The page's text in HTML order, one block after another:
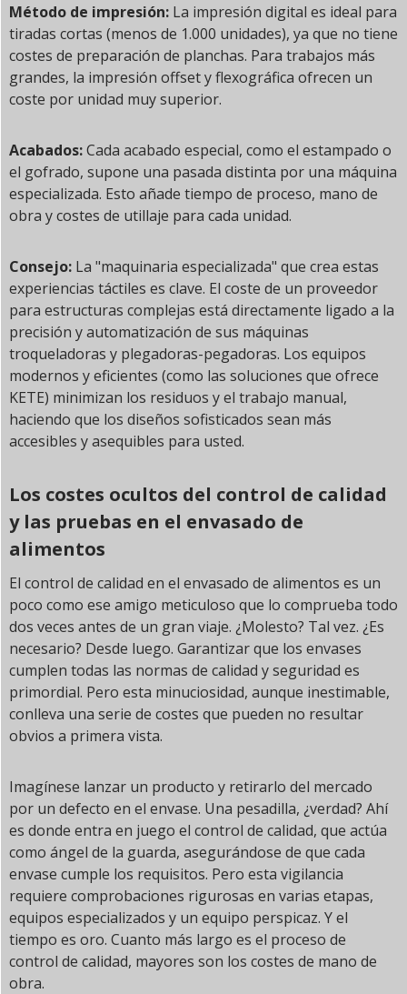
Método de impresión: La impresión digital es ideal para
tiradas cortas (menos de 1.000 unidades), ya que no tiene
costes de preparación de planchas. Para trabajos más
grandes, la impresión offset y flexográfica ofrecen un
coste por unidad muy superior.
Acabados:Cada acabado especial, como el estampado o
el gofrado, supone una pasada distinta por una máquina
especializada. Esto añade tiempo de proceso, mano de
obra y costes de utillaje para cada unidad.
Consejo: La "maquinaria especializada" que crea estas
experiencias táctiles es clave. El coste de un proveedor
para estructuras complejas está directamente ligado a la
precisión y automatización de sus máquinas
troqueladoras y plegadoras-pegadoras. Los equipos
modernos y eficientes (como las soluciones que ofrece
KETE) minimizan los residuos y el trabajo manual,
haciendo que los diseños sofisticados sean más
accesibles y asequibles para usted.
Los costes ocultos del control de calidad
y las pruebas en el envasado de
alimentos
El control de calidad en el envasado de alimentos es un
poco como ese amigo meticuloso que lo comprueba todo
dos veces antes de un gran viaje. ¿Molesto? Tal vez. ¿Es
necesario? Desde luego. Garantizar que los envases
cumplen todas las normas de calidad y seguridad es
primordial. Pero esta minuciosidad, aunque inestimable,
conlleva una serie de costes que pueden no resultar
obvios a primera vista.
Imagínese lanzar un producto y retirarlo del mercado
por un defecto en el envase. Una pesadilla, ¿verdad? Ahí
es donde entra en juego el control de calidad, que actúa
como ángel de la guarda, asegurándose de que cada
envase cumple los requisitos. Pero esta vigilancia
requiere comprobaciones rigurosas en varias etapas,
equipos especializados y un equipo perspicaz. Y el
tiempo es oro. Cuanto más largo es el proceso de
control de calidad, mayores son los costes de mano de
obra.